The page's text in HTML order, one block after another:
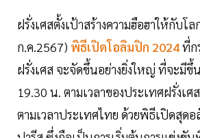
ฝรั่งเศสตั้งเป้าสร้างความฮือฮาให้กับโ
ก.ค.2567) พิธีเปิดโอลิมปิก 2024ที่ก
ฝรั่งเศส จะจัดขึ้นอย่างยิ่งใหญ่ ที่จะมีขึ้
19.30 น. ตามเวลาของประเทศฝรั่งเ
ตามเวลาประเทศไทย ด้วยพิธีเปิดสุดอ